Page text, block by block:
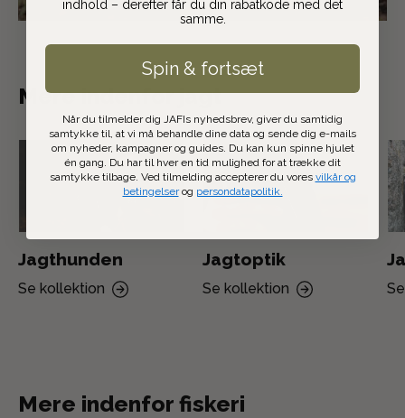
Mere indenfor jagt
Jagthunden
Se kollektion
Jagtoptik
Se kollektion
Mere indenfor fiskeri
indhold – derefter får du din rabatkode med det
samme.
Spin & fortsæt
Når du tilmelder dig JAFIs nyhedsbrev, giver du samtidig
samtykke til, at vi må behandle dine data og sende dig e-mails
om nyheder, kampagner og guides. Du kan kun spinne hjulet
én gang. Du har til hver en tid mulighed for at trække dit
samtykke tilbage. Ved tilmelding accepterer du vores vilkår og
betingelserog persondatapolitik.